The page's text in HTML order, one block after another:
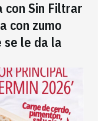
con Sin Filtrar
con zumo
se le da la